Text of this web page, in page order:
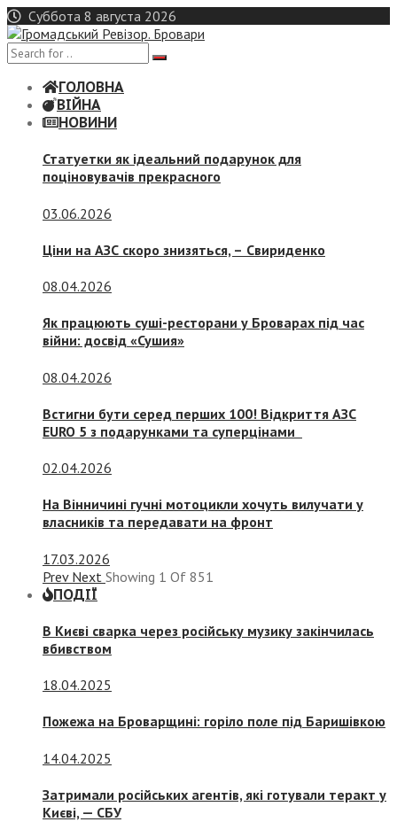
Skip
to
content
Суббота 8 августа 2026
ГОЛОВНА
ВІЙНА
НОВИНИ
Статуетки як ідеальний подарунок для
поціновувачів прекрасного
03.06.2026
Ціни на АЗС скоро знизяться, – Свириденко
08.04.2026
Як працюють суші-ресторани у Броварах під час
війни: досвід «Сушия»
08.04.2026
Встигни бути серед перших 100! Відкриття АЗС
EURO 5 з подарунками та суперцінами
02.04.2026
На Вінничині гучні мотоцикли хочуть вилучати у
власників та передавати на фронт
17.03.2026
Prev Next Showing 1 Of 851
ПОДІЇ
В Києві сварка через російську музику закінчилась
вбивством
18.04.2025
Пожежа на Броварщині: горіло поле під Баришівкою
14.04.2025
Затримали російських агентів, які готували теракт у
Києві, — СБУ